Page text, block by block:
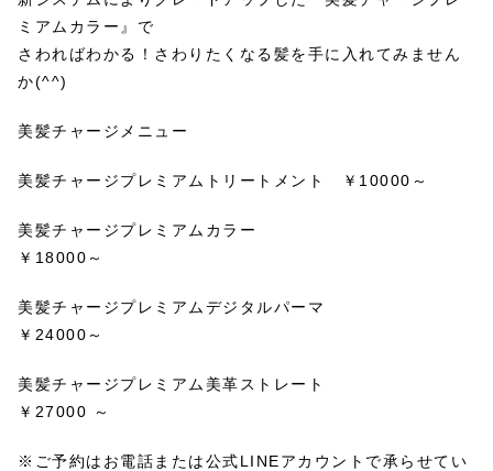
ミアムカラー』で
さわればわかる！さわりたくなる髪を手に入れてみません
か(^^)
美髪チャージメニュー
美髪チャージプレミアムトリートメント ￥10000～
美髪チャージプレミアムカラー
￥18000～
美髪チャージプレミアムデジタルパーマ
￥24000～
美髪チャージプレミアム美革ストレート
￥27000 ～
※ご予約はお電話または公式LINEアカウントで承らせてい